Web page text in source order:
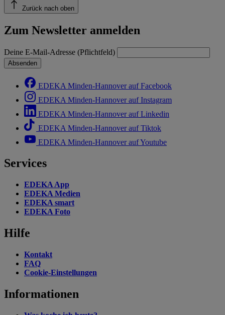
Zurück nach oben
Zum Newsletter anmelden
Deine E-Mail-Adresse (Pflichtfeld)
Absenden
EDEKA Minden-Hannover auf Facebook
EDEKA Minden-Hannover auf Instagram
EDEKA Minden-Hannover auf Linkedin
EDEKA Minden-Hannover auf Tiktok
EDEKA Minden-Hannover auf Youtube
Services
EDEKA App
EDEKA Medien
EDEKA smart
EDEKA Foto
Hilfe
Kontakt
FAQ
Cookie-Einstellungen
Informationen